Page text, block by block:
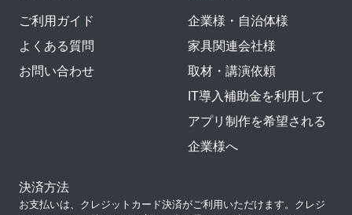
ご利用ガイド
よくある質問
お問い合わせ
企業様・自治体様
家具関連会社様
取材・講演依頼
IT導入補助金を利用して
アプリ制作を希望される
企業様へ
決済方法
お支払いは、クレジットカード決済がご利用いただけます。クレジ